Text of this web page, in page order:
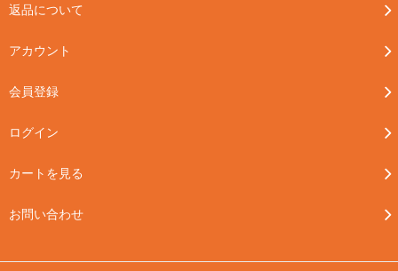
返品について
アカウント
会員登録
ログイン
カートを見る
お問い合わせ